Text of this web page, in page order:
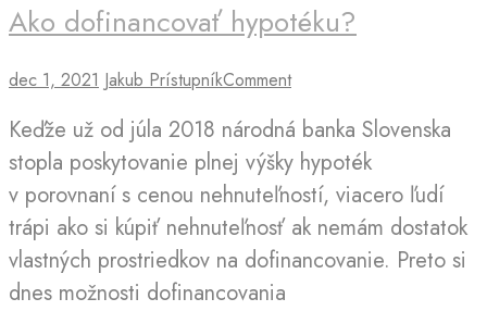
Ako dofinancovať hypotéku?
dec 1, 2021 Jakub PrístupníkCommenton
dofinancovať
hypotéku?
Keďže už od júla 2018 národná banka Slovenska
stopla poskytovanie plnej výšky hypoték
v porovnaní s cenou nehnuteľností, viacero ľudí
trápi ako si kúpiť nehnuteľnosť ak nemám dostatok
vlastných prostriedkov na dofinancovanie. Preto si
dnes možnosti dofinancovania